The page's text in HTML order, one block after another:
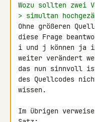
Wozu sollten zwei
> simultan
Ohne größeren
diese Frage
i und j können ja
weiter verändert
das nun sinnvoll
des Quellcodes
wissen.
Im übrigen